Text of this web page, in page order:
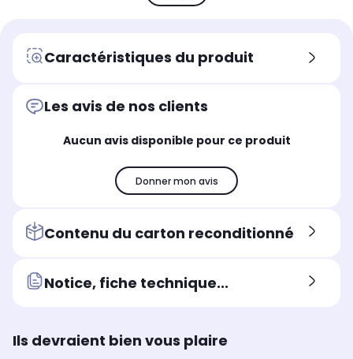
Résolution
mégapixels + 10
Taille de l'écran (diagonale, en
Type d'écran
Technologie de l'écran
Dynamic Amoled 2X
Résolution
Taille de l'écran (diagonale, en
6,7" soit 17 cm
Résolution de l'écran
Type d'écran
Super Retina XDR
Caractéristiques du produit
Les avis de nos clients
Aucun avis disponible pour ce produit
Donner mon avis
Contenu du carton reconditionné
Notice, fiche technique...
Ils devraient bien vous plaire